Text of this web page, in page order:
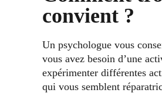
convient ?
Un psychologue vous
vous avez besoin d’une
expérimenter différentes
qui vous semblent